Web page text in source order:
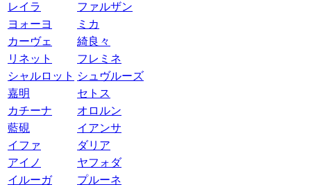
レイラ
ファルザン
ヨォーヨ
ミカ
カーヴェ
綺良々
リネット
フレミネ
シャルロット シュヴルーズ
嘉明
セトス
カチーナ
オロルン
藍硯
イアンサ
イファ
ダリア
アイノ
ヤフォダ
イルーガ
プルーネ